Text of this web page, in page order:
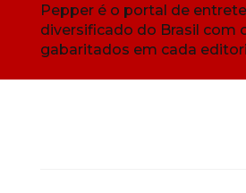
Pepper é o portal de
diversificado do Brasil com
gabaritados em cada